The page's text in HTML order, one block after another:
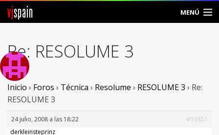
vjspain MENÚ
Foros
Noticias
Vjspain
Ayuda
Re: RESOLUME 3
Inicio › Foros › Técnica › Resolume › RESOLUME 3 › Re:
RESOLUME 3
24 julio, 2008 a las 18:22
#16851
derkleinsteprinz